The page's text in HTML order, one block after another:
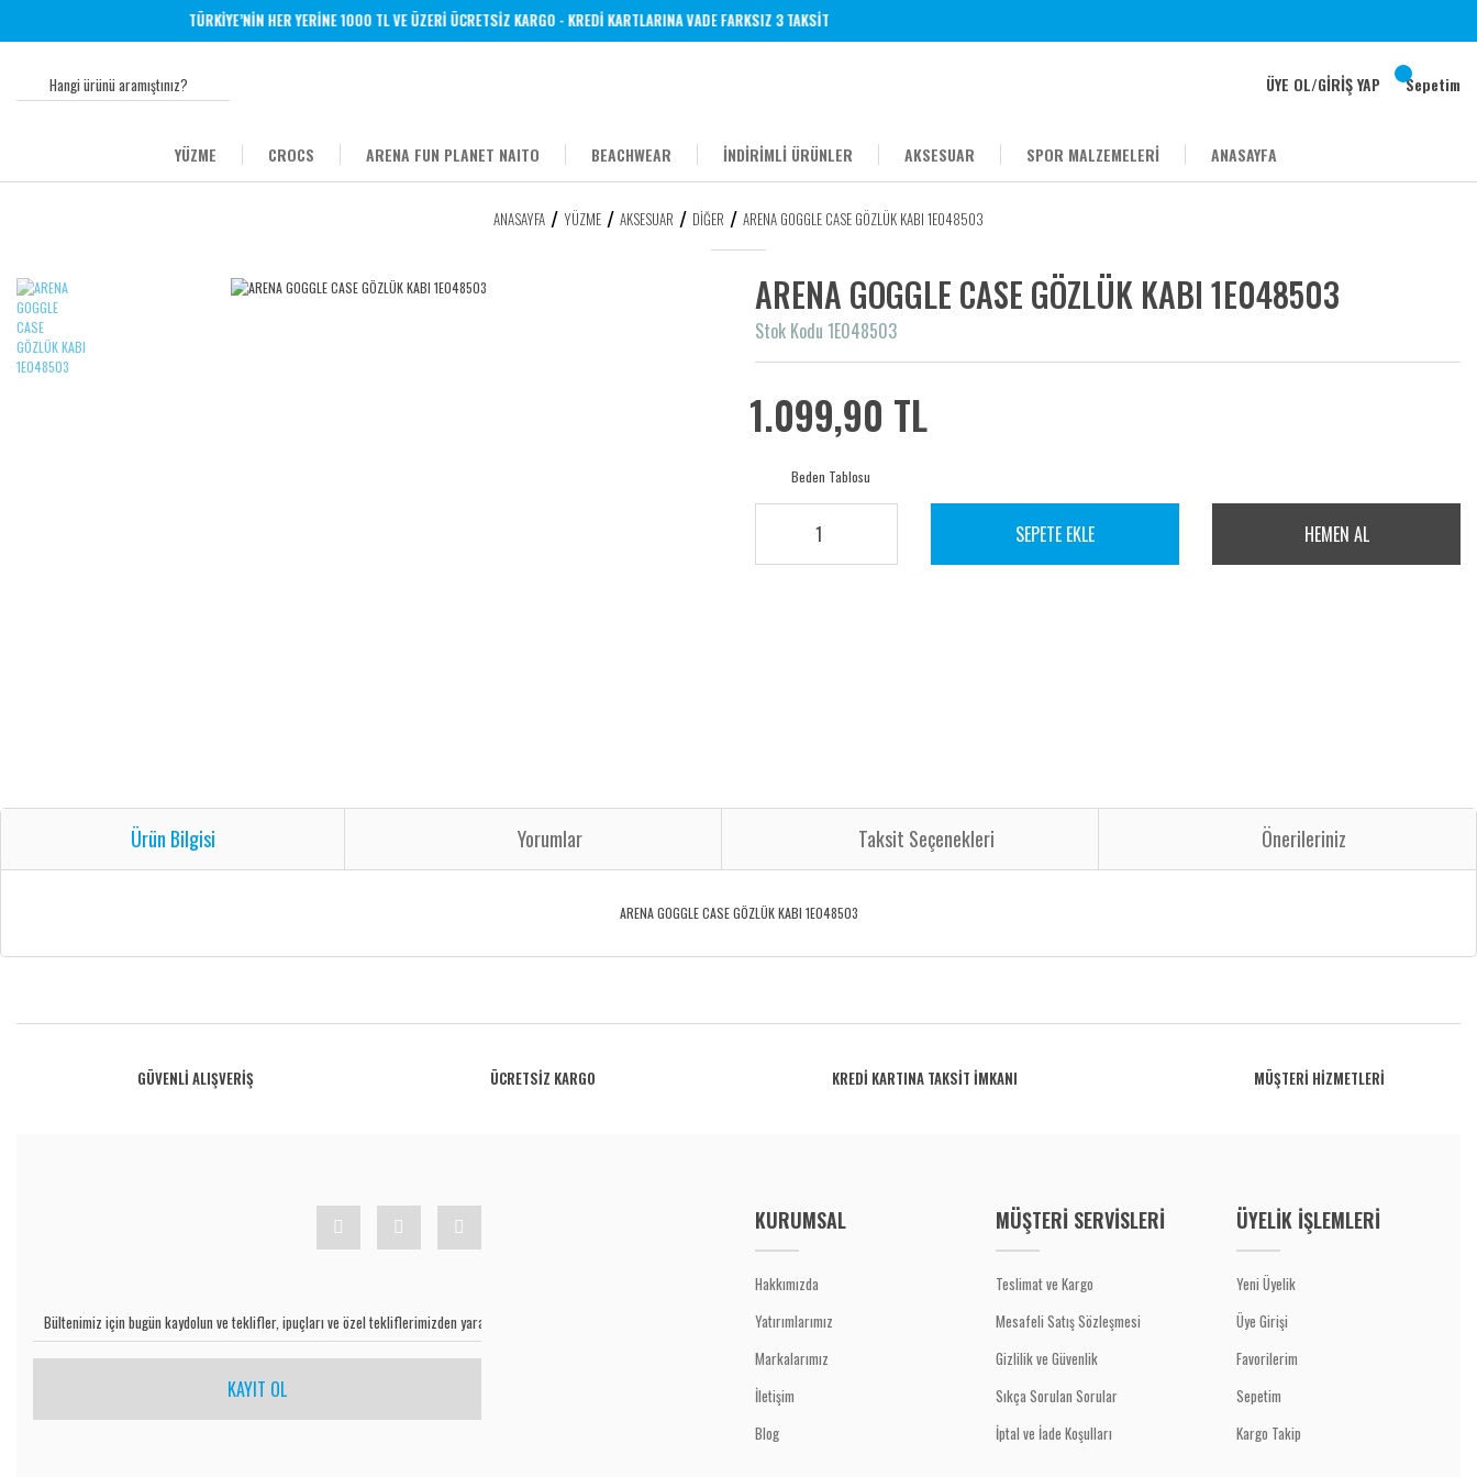
TÜRKİYE’NİN HER YERİNE 1000 TL VE ÜZERİ ÜCRETSİZ KARGO - KREDİ KARTLARINA VADE FARKSIZ 3 TAKSİT
ÜYE OL/GİRİŞ YAP Sepetim
YÜZME CROCS ARENA FUN PLANET NAITO BEACHWEAR İNDİRİMLİ ÜRÜNLER AKSESUAR SPOR MALZEMELERİ ANASAYFA
ANASAYFA YÜZME AKSESUAR DIĞER ARENA GOGGLE CASE GÖZLÜK KABI 1E048503
ARENA GOGGLE CASE GÖZLÜK KABI 1E048503
Stok Kodu 1E048503
1.099,90 TL
Beden Tablosu
SEPETE EKLE HEMEN AL
Ürün Bilgisi Yorumlar Taksit Seçenekleri Önerileriniz
ARENA GOGGLE CASE GÖZLÜK KABI 1E048503
Görüş ve önerileriniz için teşekkür ederiz.
Ürün resmi kalitesiz, bozuk veya görüntülenemiyor.
GÜVENLİ ALIŞVERİŞ ÜCRETSİZ KARGO KREDİ KARTINA TAKSİT İMKANI MÜŞTERİ HİZMETLERİ
KAYIT OL
KURUMSAL
Hakkımızda
Yatırımlarımız
Markalarımız
İletişim
Blog
MÜŞTERİ SERVİSLERİ
Teslimat ve Kargo
Mesafeli Satış Sözleşmesi
Gizlilik ve Güvenlik
Sıkça Sorulan Sorular
İptal ve İade Koşulları
ÜYELİK İŞLEMLERİ
Yeni Üyelik
Üye Girişi
Favorilerim
Sepetim
Kargo Takip